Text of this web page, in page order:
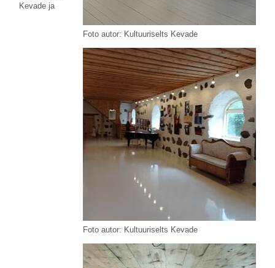
Foto autor: Kultuuriselts Kevade
Foto autor: Kultuuriselts Kevade
Kevade ja